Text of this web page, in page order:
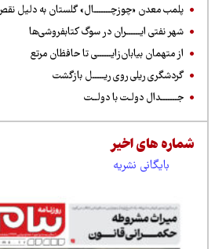
پلمب معدن «چوزچـــــــال» گلستان به دلیل
شهر نفتی ایــــــران در سوگ کتابفروشی‌ها
از متهمان بیابان‌زایــــــی تا حافظان مرتع
گردشگری ریلی روی ریـــــل بازگشت
جـــ‌‌‌‌ــــدال دولـت با دولــت
شماره های اخیر
بایگانی نشریه